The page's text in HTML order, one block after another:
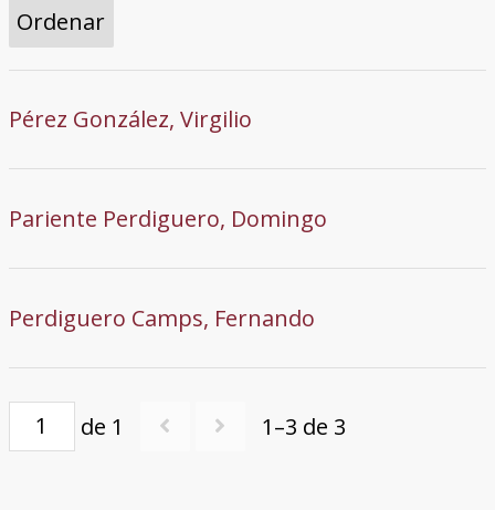
Ordenar
Pérez González, Virgilio
Pariente Perdiguero, Domingo
Perdiguero Camps, Fernando
de 1 1–3 de 3